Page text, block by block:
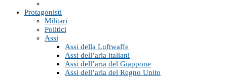
Protagonisti
Militari
Politici
Assi
Assi della Luftwaffe
Assi dell’aria italiani
Assi dell’aria del Giappone
Assi dell’aria del Regno Unito